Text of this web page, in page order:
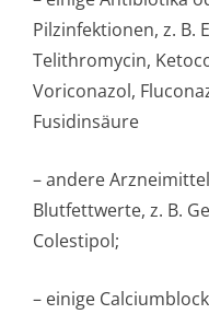
Pilzinfektionen, z. B.
Telithromycin,
Voriconazol,
Fusidinsäure
– andere
Blutfettwerte, z. B.
Colestipol;
– einige